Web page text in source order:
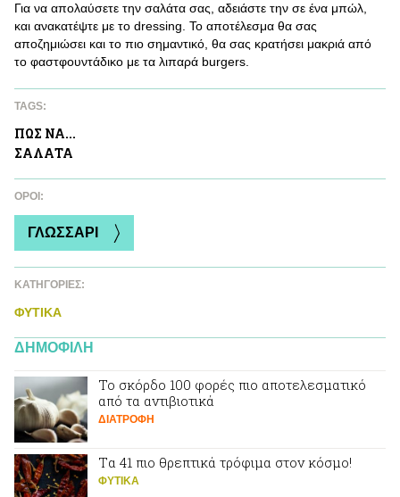
Για να απολαύσετε την σαλάτα σας, αδειάστε την σε ένα μπώλ,
και ανακατέψτε με το dressing. Το αποτέλεσμα θα σας
αποζημιώσει και το πιο σημαντικό, θα σας κρατήσει μακριά από
το φαστφουντάδικο με τα λιπαρά burgers.
TAGS:
ΠΩΣ ΝΑ...
ΣΑΛAΤΑ
ΌΡΟΙ:
ΓΛΩΣΣΑΡΙ
ΚΑΤΗΓΟΡΙΕΣ:
ΦΥΤΙΚA
ΔΗΜΟΦΙΛΗ
Το σκόρδο 100 φορές πιο αποτελεσματικό
από τα αντιβιοτικά
ΔΙΑΤΡΟΦΗ
Tα 41 πιο θρεπτικά τρόφιμα στον κόσμο!
ΦΥΤΙΚA